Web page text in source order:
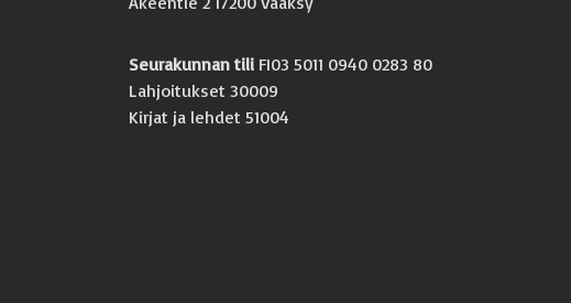
Seurakunnan tili FI03 5011 0940 0283 80
Lahjoitukset 30009
Kirjat ja lehdet 51004